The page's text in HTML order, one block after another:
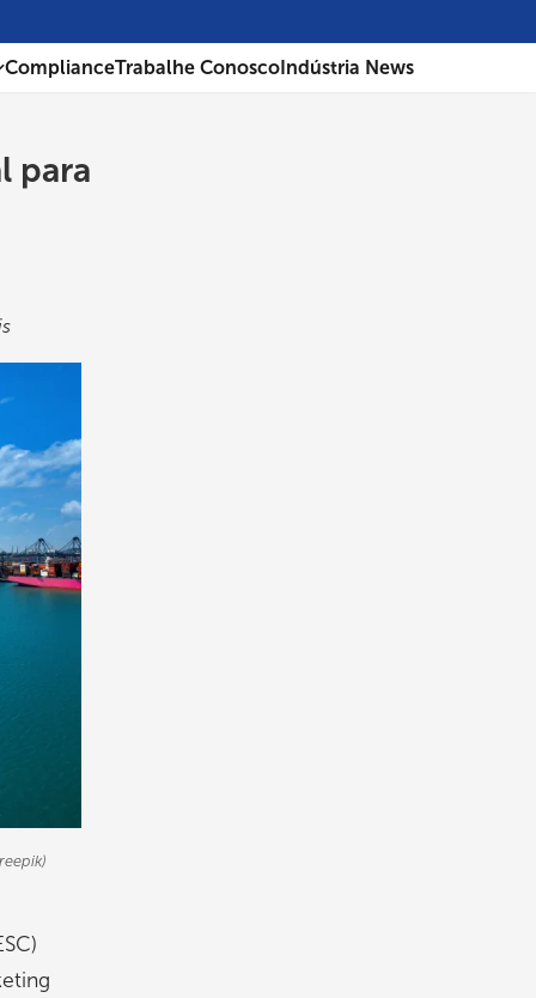
ComplianceTrabalhe Conosco Indústria News
para